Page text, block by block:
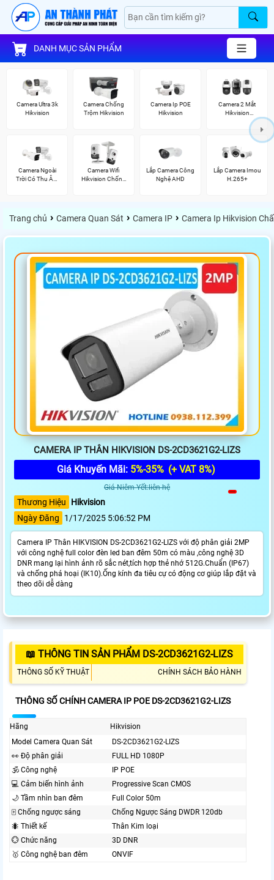
DANH MỤC SẢN PHẨM
Camera Ultra 3k
Hikvision
Camera Chống
Trộm Hikvision
Camera Ip POE
Hikvision
Camera 2 Mắt
Hikvision
(TandemVu)
Camera Ngoài
Trời Có Thu Âm
Camera Wifi
Hikvision Chống
Lắp Camera Công
Nghệ AHD
Lắp Camera Imou
H.265+
Trang chủ › Camera Quan Sát › Camera IP › Camera Ip Hikvision
CAMERA IP THÂN HIKVISION DS-2CD3621G2-LIZS
Giá Khuyến Mãi: 5%-35% (+ VAT 8%)
Giá Niêm Yết:liên hệ
Thương Hiệu
Hikvision
Ngày Đăng
1/17/2025 5:06:52 PM
Camera IP Thân HIKVISION DS-2CD3621G2-LIZS với độ phân giải 2MP
với công nghệ full color đèn led ban đêm 50m có màu ,công nghệ 3D
DNR mang lại hình ảnh rõ sắc nét,tích hợp thẻ nhớ 512G.Chuẩn (IP67)
và chống phá hoại (IK10).Ống kính đa tiêu cự có động cơ giúp lắp đặt và
theo dõi dễ dàng
📖 THÔNG TIN SẢN PHẨM DS-2CD3621G2-LIZS
THÔNG SỐ KỸ THUẬT CHÍNH SÁCH BẢO HÀNH
THÔNG SỐ CHÍNH CAMERA IP POE DS-2CD3621G2-LIZS
Hãng
Hikvision
Model Camera Quan Sát
DS-2CD3621G2-LIZS
️👀 Độ phân giải
FULL HD 1080P
🕉️ Công nghệ
IP POE
💻 Cảm biến hình ảnh
Progressive Scan CMOS
🌙 Tầm nhìn ban đêm
Full Color 50m
🀄 Chống ngược sáng
Chống Ngược Sáng DWDR 120db
🐜 Thiết kế
Thân Kim loại
💮 Chức năng
3D DNR
🥇️ Công nghệ ban đêm
ONVIF